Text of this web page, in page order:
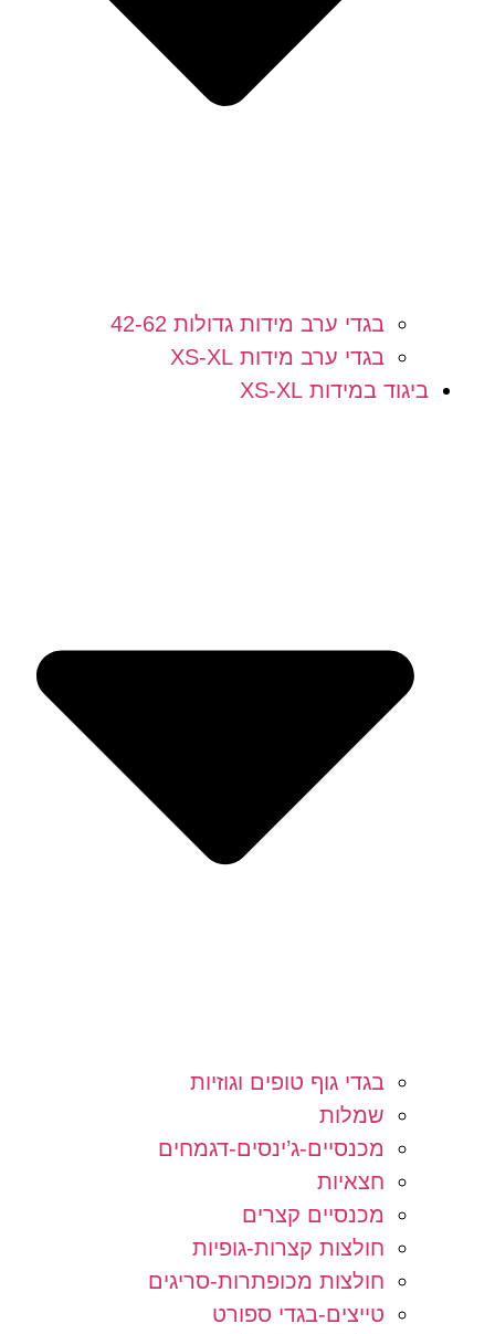
בגדי ערב מידות גדולות 42-62
בגדי ערב מידות XS-XL
ביגוד במידות XS-XL
בגדי גוף טופים וגוזיות
שמלות
מכנסיים-ג’ינסים-דגמחים
חצאיות
מכנסיים קצרים
חולצות קצרות-גופיות
חולצות מכופתרות-סריגים
טייצים-בגדי ספורט